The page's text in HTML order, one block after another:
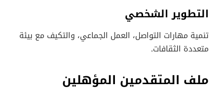
التطوير الشخصي
تنمية مهارات التواصل، العمل الجماعي، والتكيف مع بيئة
متعددة الثقافات.
ملف المتقدمين المؤهلين